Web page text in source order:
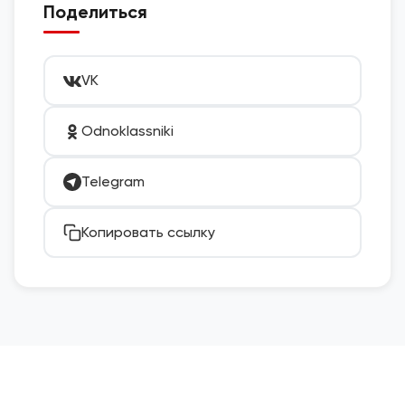
Поделиться
VK
Odnoklassniki
Telegram
Копировать ссылку